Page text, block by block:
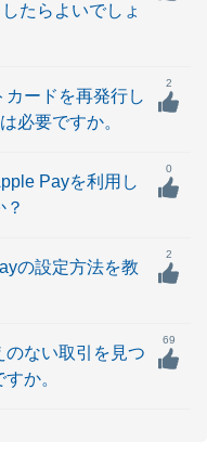
たらよいでしょ
カードを再発行し
必要ですか。
2
Payを利用し
0
の設定方法を教
2
のない取引を見つ
か。
69